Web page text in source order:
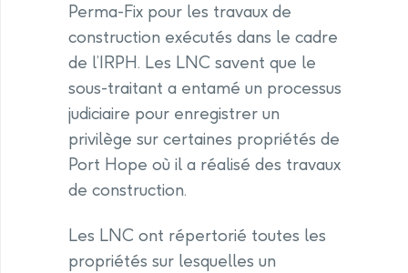
Perma-Fix pour les travaux de
construction exécutés dans le cadre
de l’IRPH. Les LNC savent que le
sous-traitant a entamé un processus
judiciaire pour enregistrer un
privilège sur certaines propriétés de
Port Hope où il a réalisé des travaux
de construction.
Les LNC ont répertorié toutes les
propriétés sur lesquelles un